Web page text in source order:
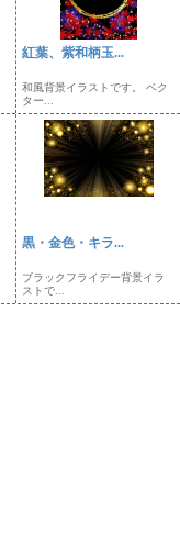
紅葉、紫和柄玉...
和風背景イラストです。 ベク
ター...
黒・金色・キラ...
ブラックフライデー背景イラ
ストで...